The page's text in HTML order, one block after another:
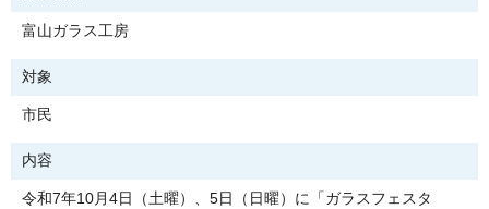
富山ガラス工房
対象
市民
内容
令和7年10月4日（土曜）、5日（日曜）に「ガラスフェスタ